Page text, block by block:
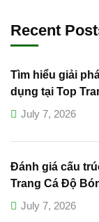
Recent
Tìm hiểu giải
dụng tại Top
July 7, 2026
Đánh giá cấu
Trang Cá Độ
July 7, 2026